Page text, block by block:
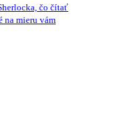
čo čítať
na mieru vám